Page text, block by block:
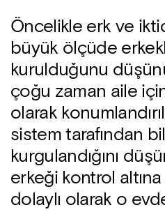
Öncelikle erk ve
büyük ölçüde
kurulduğunu
çoğu zaman aile
olarak
sistem tarafından
kurgulandığını
erkeği kontrol altına
dolaylı olarak o